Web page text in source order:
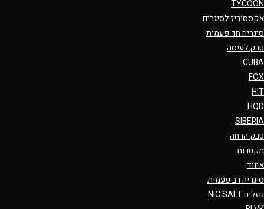
TYCOON
אקססוריז לסיגרים
סיגריה חד פעמית
טבק לעיסה
CUBA
FOX
HIT
HQD
SIBERIA
טבק הרחה
מקטרות
איווד
סיגריה רב פעמית
נוזלים NIC SALT